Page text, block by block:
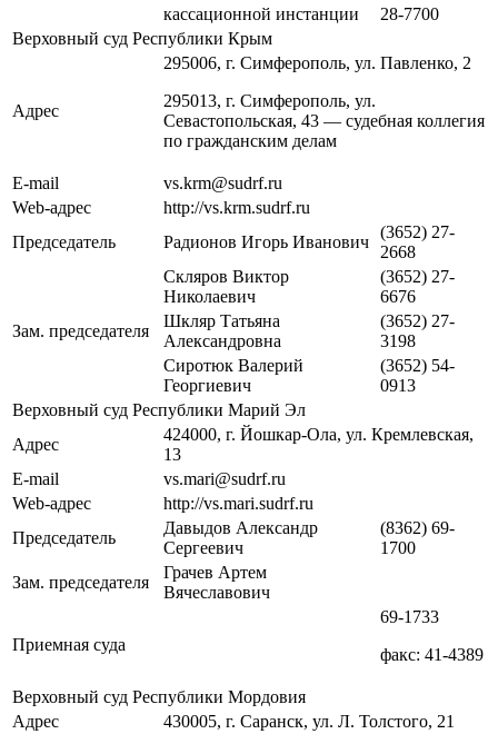
кассационной инстанции
28-7700
Верховный суд Республики Крым
Адрес
295006, г. Симферополь, ул. Павленко, 2
295013, г. Симферополь, ул.
Севастопольская, 43 — судебная коллегия
по гражданским делам
E-mail
vs.krm@sudrf.ru
Web-адрес
http://vs.krm.sudrf.ru
Председатель
Радионов Игорь Иванович
(3652) 27-
2668
Зам. председателя
Скляров Виктор
Николаевич
(3652) 27-
6676
Шкляр Татьяна
Александровна
(3652) 27-
3198
Сиротюк Валерий
Георгиевич
(3652) 54-
0913
Верховный суд Республики Марий Эл
Адрес
424000, г. Йошкар-Ола, ул. Кремлевская,
13
E-mail
vs.mari@sudrf.ru
Web-адрес
http://vs.mari.sudrf.ru
Председатель
Давыдов Александр
Сергеевич
(8362) 69-
1700
Зам. председателя
Грачев Артем
Вячеславович
Приемная суда
69-1733
факс: 41-4389
Верховный суд Республики Мордовия
Адрес
430005, г. Саранск, ул. Л. Толстого, 21